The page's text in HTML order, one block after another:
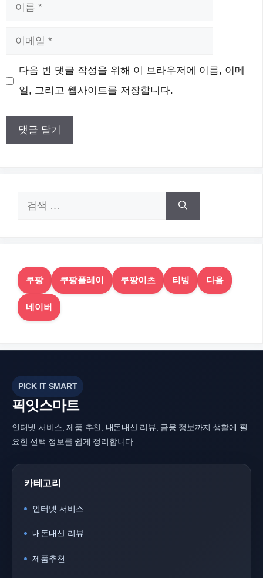
일
다음 번 댓글 작성을 위해 이 브라우저에 이름, 이메
일, 그리고 웹사이트를 저장합니다.
쿠팡 쿠팡플레이 쿠팡이츠 티빙 다음
네이버
PICK IT SMART
픽잇스마트
인터넷 서비스, 제품 추천, 내돈내산 리뷰, 금융 정보까지 생활에 필
요한 선택 정보를 쉽게 정리합니다.
카테고리
인터넷 서비스
내돈내산 리뷰
제품추천